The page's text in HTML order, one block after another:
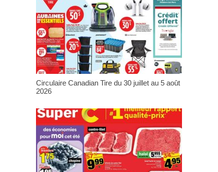
Circulaire Canadian Tire du 30 juillet au 5 août
2026